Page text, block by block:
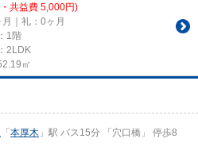
共益費 5,000円)
月｜礼：0ヶ月
1階
2LDK
㎡
「本厚木 」駅 バス15分 「穴口橋」 停歩8